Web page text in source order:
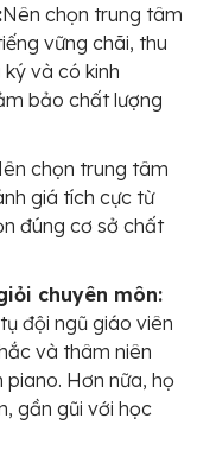
Nên chọn trung tâm
vững chãi, thu
và có kinh
bảo chất lượng
chọn trung tâm
giá tích cực từ
đúng cơ sở chất
chuyên môn:
đội ngũ giáo viên
và thâm niên
Hơn nữa, họ
gần gũi với học